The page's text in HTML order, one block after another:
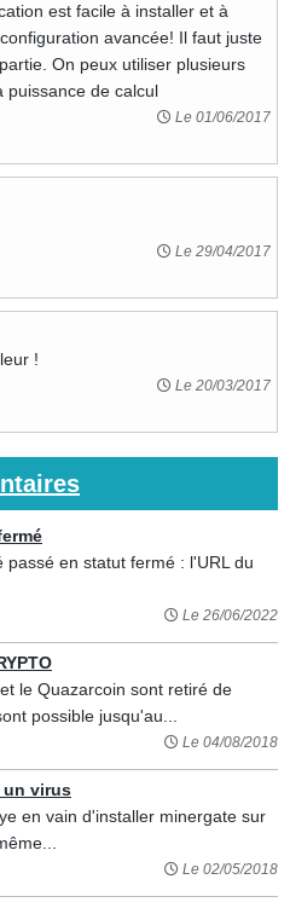
est facile à installer et à
avancée! Il faut juste
On peux utiliser plusieurs
puissance de calcul
Le 01/06/2017
Le 29/04/2017
!
Le 20/03/2017
passé en statut fermé : l'URL du
Le 26/06/2022
le Quazarcoin sont retiré de
possible jusqu'au...
Le 04/08/2018
un virus
en vain d'installer minergate sur
Le 02/05/2018